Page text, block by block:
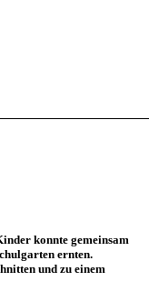
konnte gemeinsam
ernten.
und zu einem